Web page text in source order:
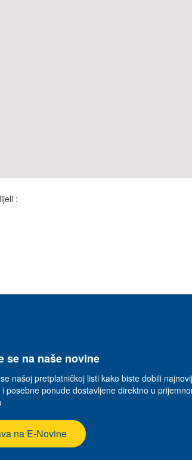
:
se na naše novine
našoj pretplatničkoj listi kako biste dobili
posebne ponude dostavljene direktno u
na E-Novine